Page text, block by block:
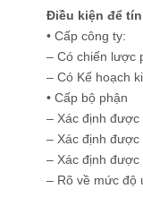
Điều kiện để
• Cấp công ty:
– Có chiến lược
– Có Kế hoạch
• Cấp bộ phận
– Xác định
– Xác định
– Xác định
– Rõ về mức độ